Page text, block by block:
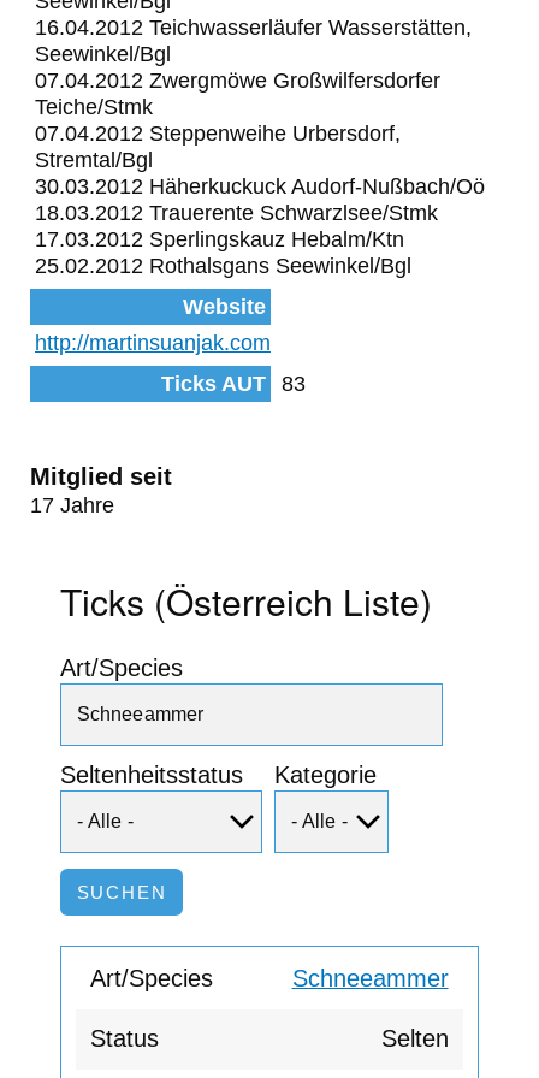
16.04.2012 Teichwasserläufer Wasserstätten,
Seewinkel/Bgl
07.04.2012 Zwergmöwe Großwilfersdorfer
Teiche/Stmk
07.04.2012 Steppenweihe Urbersdorf,
Stremtal/Bgl
30.03.2012 Häherkuckuck Audorf-Nußbach/Oö
18.03.2012 Trauerente Schwarzlsee/Stmk
17.03.2012 Sperlingskauz Hebalm/Ktn
25.02.2012 Rothalsgans Seewinkel/Bgl
Website
http://martinsuanjak.com
Ticks AUT
83
Mitglied seit
17 Jahre
Ticks (Österreich Liste)
Art/Species
Seltenheitsstatus Kategorie
Schneeammer
Selten